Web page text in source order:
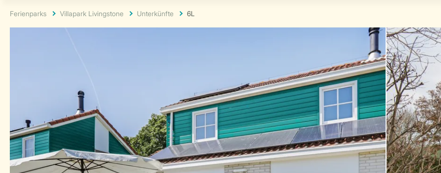
Ferienparks Villapark Livingstone Unterkünfte 6L